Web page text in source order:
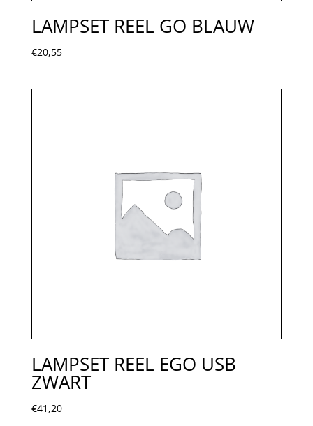
LAMPSET REEL GO BLAUW
€20,55
LAMPSET REEL EGO USB
ZWART
€41,20